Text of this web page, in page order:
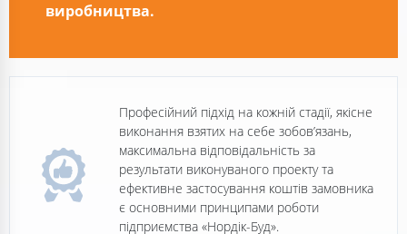
виробництва.
Професійний підхід на кожній стадії, якісне
виконання взятих на себе зобов’язань,
максимальна відповідальність за
результати виконуваного проекту та
ефективне застосування коштів замовника
є основними принципами роботи
підприємства «Нордік-Буд».